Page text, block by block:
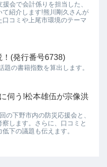
会で会計係りを担当した、
紹介します!熊川剛久さんが
コミや上尾市環境のテーマ
(発行番号6738)
の書籍指数を算出します。
伺う!松本雄伍が宗像洪
の下野市内の防災応援会と、
します。さらに、口コミと
下の議題も伝えます。